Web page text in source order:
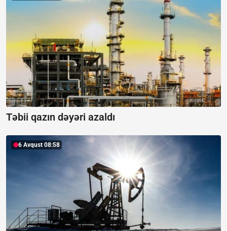
Təbii qazın dəyəri azaldı
6 Avqust 08:58